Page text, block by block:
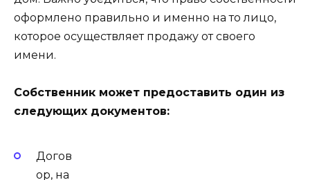
оформлено правильно и именно на то лицо,
которое осуществляет продажу от своего
имени.
Собственник может предоставить один из
следующих документов:
Догов
ор, на